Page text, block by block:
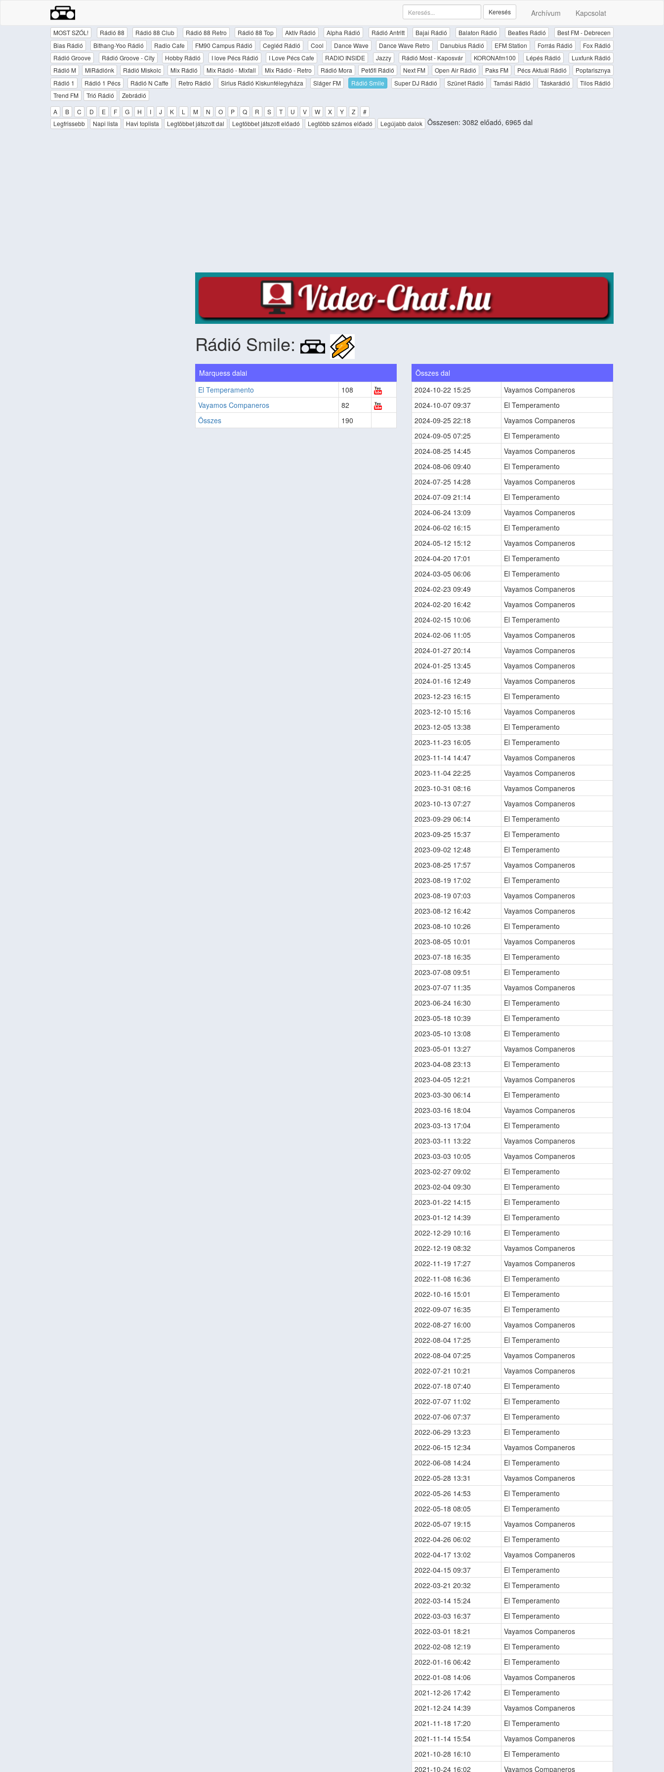
Archívum Kapcsolat
Keresés
MOST SZÓL! Rádió 88 Rádió 88 Club Rádió 88 Retro Rádió 88 Top Aktív Rádió Alpha Rádió Rádió Antritt Bajai Rádió Balaton Rádió Beatles Rádió
Best FM - Debrecen
Bias Rádió
Bithang-Yoo Rádió Radio Cafe FM90 Campus Rádió Cegléd Rádió Cool Dance Wave Dance Wave Retro Danubius Rádió EFM Station Forrás Rádió
Fox Rádió
Rádió Groove
Rádió Groove - City Hobby Rádió I love Pécs Rádió I Love Pécs Cafe RADIO INSIDE Jazzy Rádió Most - Kaposvár KORONAfm100 Lépés Rádió
Luxfunk Rádió
Rádió M
MiRádiónk Rádió Miskolc Mix Rádió Mix Rádió - Mixfall Mix Rádió - Retro Rádió Mora Petőfi Rádió Next FM Open Air Rádió Paks FM Pécs Aktuál Rádió
Poptarisznya
Rádió 1
Rádió 1 Pécs Rádió N Caffe Retro Rádió Sirius Rádió Kiskunfélegyháza Sláger FM Rádió Smile Super DJ Rádió Szünet Rádió Tamási Rádió Táskarádió
Tilos Rádió
Trend FM
Trió Rádió
Zebrádió
A
B C D E F G H I J K L M N O P Q R S T U V W X Y Z
#
Legfrissebb
Napi lista Havi toplista Legtöbbet játszott dal Legtöbbet játszott előadó Legtöbb számos előadó Legújabb dalok Összesen: 3082 előadó, 6965 dal
Rádió Smile:
Marquess dalai
El Temperamento
108
Vayamos Companeros
82
Összes
190
Összes dal
2024-10-22 15:25
Vayamos Companeros
2024-10-07 09:37
El Temperamento
2024-09-25 22:18
Vayamos Companeros
2024-09-05 07:25
El Temperamento
2024-08-25 14:45
Vayamos Companeros
2024-08-06 09:40
El Temperamento
2024-07-25 14:28
Vayamos Companeros
2024-07-09 21:14
El Temperamento
2024-06-24 13:09
Vayamos Companeros
2024-06-02 16:15
El Temperamento
2024-05-12 15:12
Vayamos Companeros
2024-04-20 17:01
El Temperamento
2024-03-05 06:06
El Temperamento
2024-02-23 09:49
Vayamos Companeros
2024-02-20 16:42
Vayamos Companeros
2024-02-15 10:06
El Temperamento
2024-02-06 11:05
Vayamos Companeros
2024-01-27 20:14
Vayamos Companeros
2024-01-25 13:45
Vayamos Companeros
2024-01-16 12:49
Vayamos Companeros
2023-12-23 16:15
El Temperamento
2023-12-10 15:16
Vayamos Companeros
2023-12-05 13:38
El Temperamento
2023-11-23 16:05
El Temperamento
2023-11-14 14:47
Vayamos Companeros
2023-11-04 22:25
Vayamos Companeros
2023-10-31 08:16
Vayamos Companeros
2023-10-13 07:27
Vayamos Companeros
2023-09-29 06:14
El Temperamento
2023-09-25 15:37
El Temperamento
2023-09-02 12:48
El Temperamento
2023-08-25 17:57
Vayamos Companeros
2023-08-19 17:02
El Temperamento
2023-08-19 07:03
Vayamos Companeros
2023-08-12 16:42
Vayamos Companeros
2023-08-10 10:26
El Temperamento
2023-08-05 10:01
Vayamos Companeros
2023-07-18 16:35
El Temperamento
2023-07-08 09:51
El Temperamento
2023-07-07 11:35
Vayamos Companeros
2023-06-24 16:30
El Temperamento
2023-05-18 10:39
El Temperamento
2023-05-10 13:08
El Temperamento
2023-05-01 13:27
Vayamos Companeros
2023-04-08 23:13
El Temperamento
2023-04-05 12:21
Vayamos Companeros
2023-03-30 06:14
El Temperamento
2023-03-16 18:04
Vayamos Companeros
2023-03-13 17:04
El Temperamento
2023-03-11 13:22
Vayamos Companeros
2023-03-03 10:05
Vayamos Companeros
2023-02-27 09:02
El Temperamento
2023-02-04 09:30
El Temperamento
2023-01-22 14:15
El Temperamento
2023-01-12 14:39
El Temperamento
2022-12-29 10:16
El Temperamento
2022-12-19 08:32
Vayamos Companeros
2022-11-19 17:27
Vayamos Companeros
2022-11-08 16:36
El Temperamento
2022-10-16 15:01
El Temperamento
2022-09-07 16:35
El Temperamento
2022-08-27 16:00
Vayamos Companeros
2022-08-04 17:25
El Temperamento
2022-08-04 07:25
Vayamos Companeros
2022-07-21 10:21
Vayamos Companeros
2022-07-18 07:40
El Temperamento
2022-07-07 11:02
El Temperamento
2022-07-06 07:37
El Temperamento
2022-06-29 13:23
El Temperamento
2022-06-15 12:34
Vayamos Companeros
2022-06-08 14:24
El Temperamento
2022-05-28 13:31
Vayamos Companeros
2022-05-26 14:53
El Temperamento
2022-05-18 08:05
El Temperamento
2022-05-07 19:15
Vayamos Companeros
2022-04-26 06:02
El Temperamento
2022-04-17 13:02
Vayamos Companeros
2022-04-15 09:37
El Temperamento
2022-03-21 20:32
El Temperamento
2022-03-14 15:24
El Temperamento
2022-03-03 16:37
El Temperamento
2022-03-01 18:21
Vayamos Companeros
2022-02-08 12:19
El Temperamento
2022-01-16 06:42
El Temperamento
2022-01-08 14:06
Vayamos Companeros
2021-12-26 17:42
El Temperamento
2021-12-24 14:39
Vayamos Companeros
2021-11-18 17:20
El Temperamento
2021-11-14 15:54
Vayamos Companeros
2021-10-28 16:10
El Temperamento
2021-10-24 16:02
Vayamos Companeros